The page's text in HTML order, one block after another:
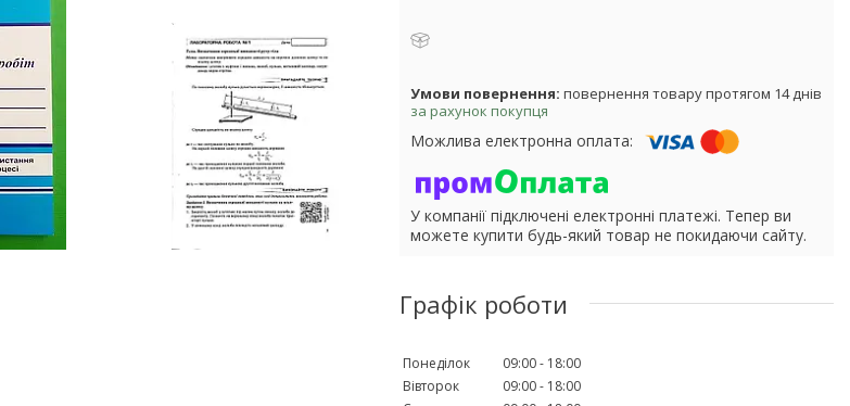
повернення товару протягом 14 днів
за рахунок покупця
У компанії підключені електронні платежі. Тепер ви
можете купити будь-який товар не покидаючи сайту.
Графік роботи
Понеділок 09:00
18:00
Вівторок
09:00
18:00